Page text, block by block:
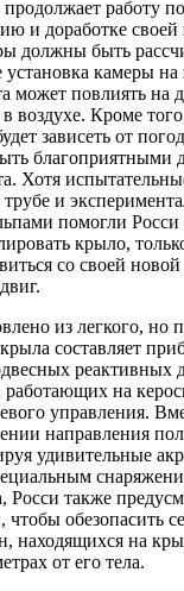
работу по
и доработке
должны быть
камеры на
может повлиять на
воздухе. Кроме
зависеть от
благоприятными
Хотя
и
помогли Росси
крыло,
со своей
из легкого, но
составляет
реактивных
работающих на
управления.
направления
удивительные
также
чтобы обезопасить
находящихся на
от его тела.